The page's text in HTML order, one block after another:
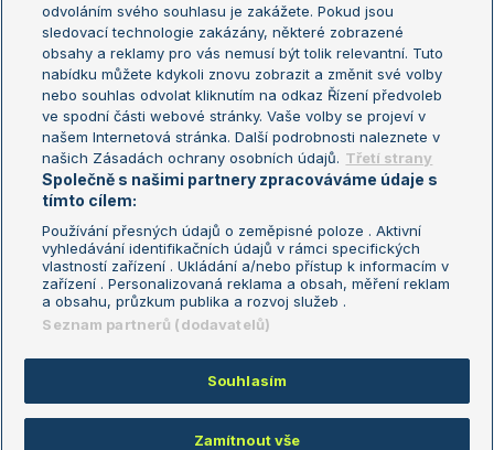
Turnaj mistrů
Turnaj mistryň
Aktualní trendy
Fotbalové přestupy
Livesport Daily
LS Prague Open
Podmínky užití
Nastavení soukromí
GDPR a žurnalistika
Reklama
Kontakt
Informace o zpracování osobních
údajů
Copyright © 2008-2026 TenisPortal.cz. Využíváme zpravodajství ČTK.
odvoláním svého souhlasu je zakážete. Pokud jsou
sledovací technologie zakázány, některé zobrazené
obsahy a reklamy pro vás nemusí být tolik relevantní. Tuto
nabídku můžete kdykoli znovu zobrazit a změnit své volby
nebo souhlas odvolat kliknutím na odkaz Řízení předvoleb
ve spodní části webové stránky. Vaše volby se projeví v
našem Internetová stránka. Další podrobnosti naleznete v
našich Zásadách ochrany osobních údajů. Třetí strany
Společně s našimi partnery zpracováváme údaje s
tímto cílem:
Používání přesných údajů o zeměpisné poloze . Aktivní
vyhledávání identifikačních údajů v rámci specifických
vlastností zařízení . Ukládání a/nebo přístup k informacím v
zařízení . Personalizovaná reklama a obsah, měření reklam
a obsahu, průzkum publika a rozvoj služeb .
Seznam partnerů (dodavatelů)
Souhlasím
Zamítnout vše